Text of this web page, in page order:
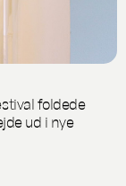
foldede
ud i nye